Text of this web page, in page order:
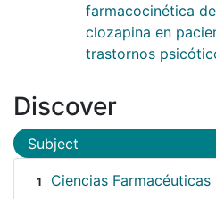
farmacocinética de
clozapina en
trastornos
Discover
Subject
1 Ciencias Farmacéuticas